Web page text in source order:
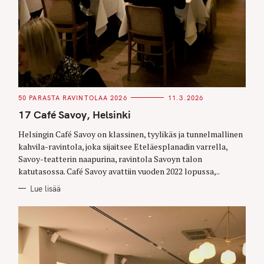
C
T
E
O
R
I
S
50 PARASTA RAVINTOLAA 2026 11.3.2026
17 Café Savoy, Helsinki
Helsingin Café Savoy on klassinen, tyylikäs ja tunnelmallinen
kahvila-ravintola, joka sijaitsee Eteläesplanadin varrella,
Savoy-teatterin naapurina, ravintola Savoyn talon
katutasossa. Café Savoy avattiin vuoden 2022 lopussa,..
Lue lisää